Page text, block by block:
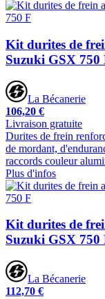
Kit durites de
Suzuki GSX 750
La Bécanerie
106,20 €
Livraison gratuite
Durites de frein
de mordant,
raccords couleur
Plus d'infos
Kit durites de
Suzuki GSX 750
La Bécanerie
112,70 €